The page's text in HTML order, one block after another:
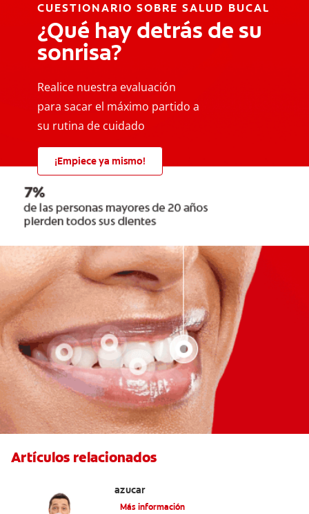
CUESTIONARIO SOBRE SALUD BUCAL
¿Qué hay detrás de su
sonrisa?
Realice nuestra evaluación
para sacar el máximo partido a
su rutina de cuidado
¡Empiece ya mismo!
Artículos relacionados
azúcar
Más información